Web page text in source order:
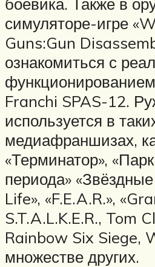
симуляторе-игре
Guns:Gun
ознакомиться с
Franchi SPAS-12.
используется в
медиафраншизах,
«Терминатор»,
периода»
Life», «F.E.A.R.»,
S.T.A.L.K.E.R., Tom
Rainbow Six Siege,
множестве других.